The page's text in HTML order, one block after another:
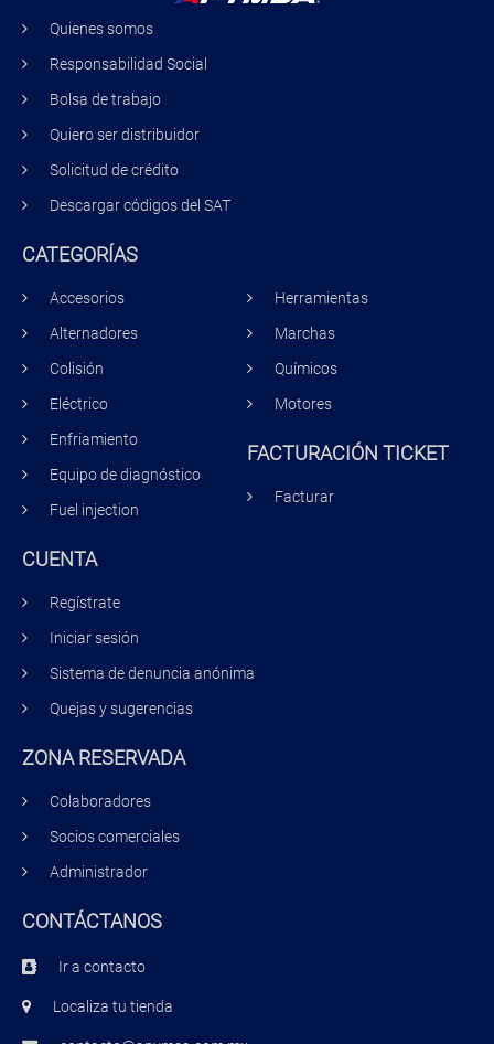
Quienes somos
Responsabilidad Social
Bolsa de trabajo
Quiero ser distribuidor
Solicitud de crédito
Descargar códigos del SAT
CATEGORÍAS
Accesorios
Alternadores
Colisión
Eléctrico
Enfriamiento
Equipo de diagnóstico
Fuel injection
Herramientas
Marchas
Químicos
Motores
FACTURACIÓN TICKET
Facturar
CUENTA
Regístrate
Iniciar sesión
Sistema de denuncia anónima
Quejas y sugerencias
ZONA RESERVADA
Colaboradores
Socios comerciales
Administrador
CONTÁCTANOS
Ir a contacto
Localiza tu tienda